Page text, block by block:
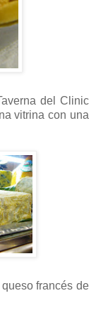
del Clinic
vitrina con una
francés de